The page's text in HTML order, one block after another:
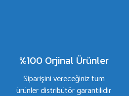
%100 Orjinal Ürünler
Siparişini vereceğiniz tüm
ürünler distribütör garantilidir